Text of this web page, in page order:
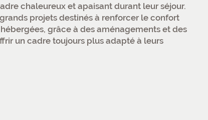
chaleureux et apaisant durant leur séjour.
projets destinés à renforcer le confort
grâce à des aménagements et des
un cadre toujours plus adapté à leurs